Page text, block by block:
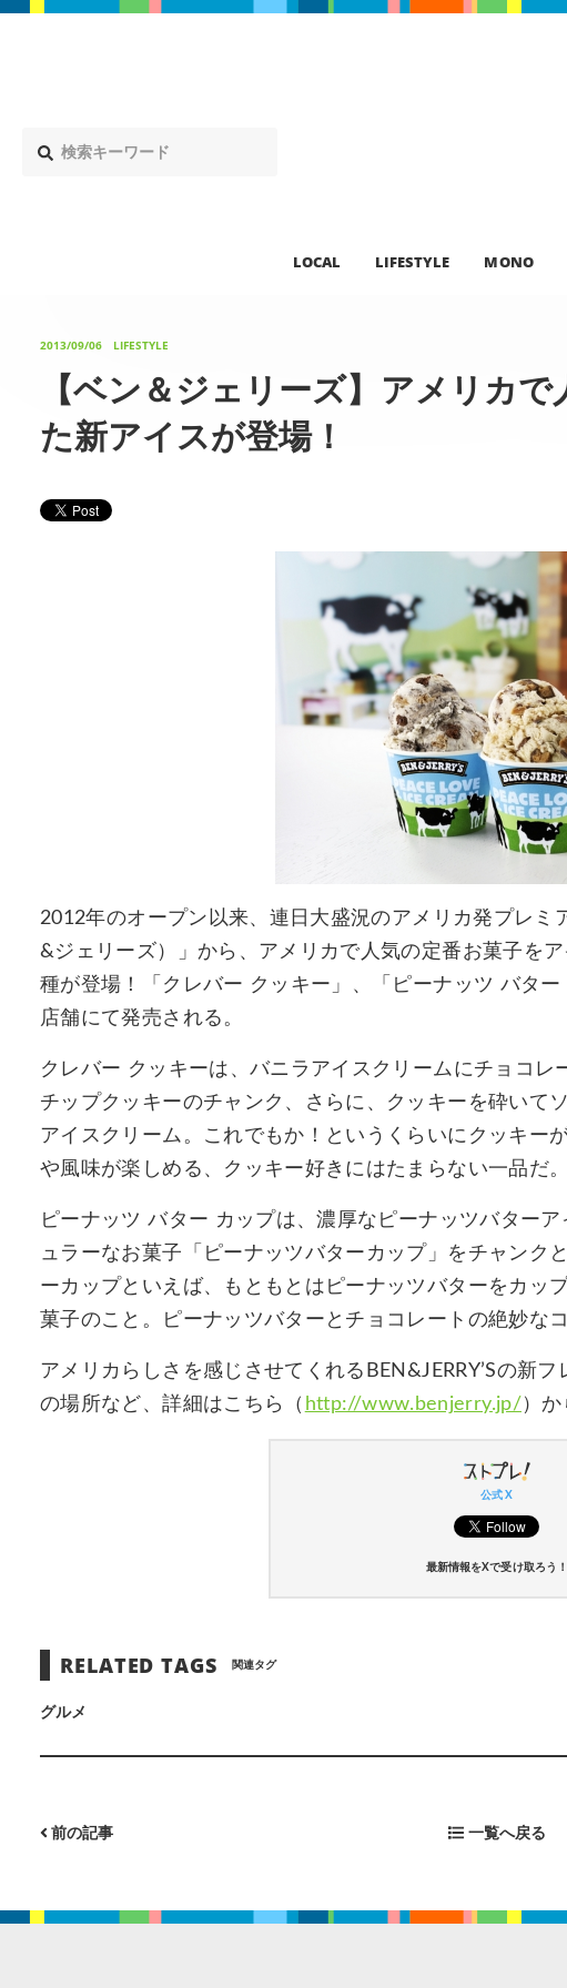
LOCAL LIFESTYLE MONO
2013/09/06 LIFESTYLE
【ベン＆ジェリーズ】アメリカ
た新アイスが登場！
2012年のオープン以来、連日大盛況のアメリカ発プレミ
&ジェリーズ）」から、アメリカで人気の定番お菓子を
種が登場！「クレバー クッキー」、「ピーナッツ バター
店舗にて発売される。
クレバー クッキーは、バニラアイスクリームにチョコレ
チップクッキーのチャンク、さらに、クッキーを砕いて
アイスクリーム。これでもか！というくらいにクッキー
や風味が楽しめる、クッキー好きにはたまらない一品だ。
ピーナッツ バター カップは、濃厚なピーナッツバター
ュラーなお菓子「ピーナッツバターカップ」をチャンク
ーカップといえば、もともとはピーナッツバターをカッ
菓子のこと。ピーナッツバターとチョコレートの絶妙な
アメリカらしさを感じさせてくれるBEN&JERRY’Sの新
の場所など、詳細はこちら（ http://www.benjerry.jp/ ）か
公式 X
最新情報をXで受け取ろう！
RELATED TAGS 関連タグ
グルメ
前の記事 一覧へ戻る